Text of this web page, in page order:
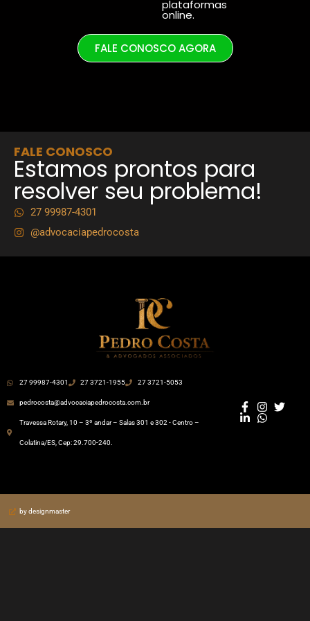
plataformas
online.
FALE CONOSCO AGORA
FALE CONOSCO
Estamos prontos para
resolver seu problema!
27 99987-4301
@advocaciapedrocosta
27 99987-4301 27 3721-1955 27 3721-5053
pedrocosta@advocaciapedrocosta.com.br
Travessa Rotary, 10 – 3º andar – Salas 301 e 302 - Centro –
Colatina/ES, Cep: 29.700-240.
by designmaster